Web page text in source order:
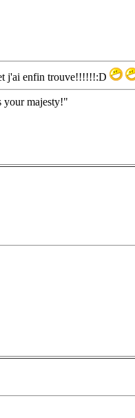
j'ai enfin trouve!!!!!!:D
your majesty!"